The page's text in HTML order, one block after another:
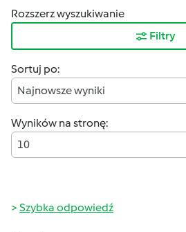
Rozszerz wyszukiwanie
Filtry
Sortuj po:
Najnowsze wyniki
Wyników na stronę:
10
Szybka odpowiedź